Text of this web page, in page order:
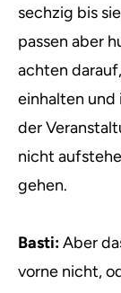
sechzig bis
passen aber
achten
einhalten und
der
nicht
gehen.
Basti:Aber
vorne nicht,